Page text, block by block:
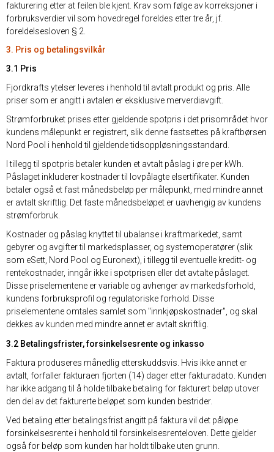
fakturering etter at feilen ble kjent. Krav som følge av korreksjoner i
forbruksverdier vil som hovedregel foreldes etter tre år, jf.
foreldelsesloven § 2.
3. Pris og betalingsvilkår
3.1 Pris
Fjordkrafts ytelser leveres i henhold til avtalt produkt og pris. Alle
priser som er angitt i avtalen er eksklusive merverdiavgift.
Strømforbruket prises etter gjeldende spotpris i det prisområdet hvor
kundens målepunkt er registrert, slik denne fastsettes på kraftbørsen
Nord Pool i henhold til gjeldende tidsoppløsningsstandard.
I tillegg til spotpris betaler kunden et avtalt påslag i øre per kWh.
Påslaget inkluderer kostnader til lovpålagte elsertifikater. Kunden
betaler også et fast månedsbeløp per målepunkt, med mindre annet
er avtalt skriftlig. Det faste månedsbeløpet er uavhengig av kundens
strømforbruk.
Kostnader og påslag knyttet til ubalanse i kraftmarkedet, samt
gebyrer og avgifter til markedsplasser, og systemoperatører (slik
som eSett, Nord Pool og Euronext), i tillegg til eventuelle kreditt- og
rentekostnader, inngår ikke i spotprisen eller det avtalte påslaget.
Disse priselementene er variable og avhenger av markedsforhold,
kundens forbruksprofil og regulatoriske forhold. Disse
priselementene omtales samlet som "innkjøpskostnader", og skal
dekkes av kunden med mindre annet er avtalt skriftlig.
3.2 Betalingsfrister, forsinkelsesrente og inkasso
Faktura produseres månedlig etterskuddsvis. Hvis ikke annet er
avtalt, forfaller fakturaen fjorten (14) dager etter fakturadato. Kunden
har ikke adgang til å holde tilbake betaling for fakturert beløp utover
den del av det fakturerte beløpet som kunden bestrider.
Ved betaling etter betalingsfrist angitt på faktura vil det påløpe
forsinkelsesrente i henhold til forsinkelsesrenteloven. Dette gjelder
også for beløp som kunden har holdt tilbake uten grunn.